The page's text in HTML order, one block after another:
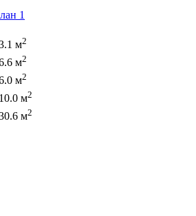
м2
м2
м2
10.0 м2
м2